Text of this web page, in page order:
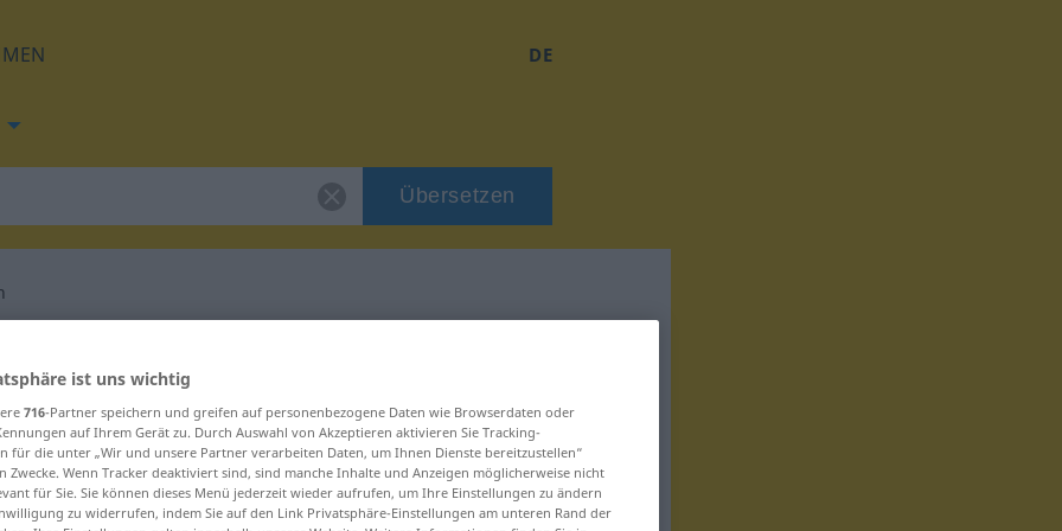
DE
Übersetzen
für "schwingen"
ist uns wichtig
716-Partner speichern und greifen auf personenbezogene Daten wie Browserdaten oder
auf Ihrem Gerät zu. Durch Auswahl von Akzeptieren aktivieren Sie Tracking-
für die unter „Wir und unsere Partner verarbeiten Daten, um Ihnen Dienste bereitzustellen“
Zwecke. Wenn Tracker deaktiviert sind, sind manche Inhalte und Anzeigen möglicherweise nicht
für Sie. Sie können dieses Menü jederzeit wieder aufrufen, um Ihre Einstellungen zu ändern
zu widerrufen, indem Sie auf den Link Privatsphäre-Einstellungen am unteren Rand der